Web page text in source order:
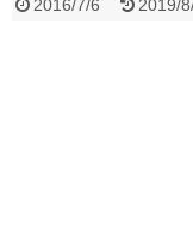
2016/7/6 2019/